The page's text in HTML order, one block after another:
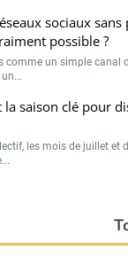
sociaux sans
possible ?
comme un simple canal
la saison clé pour
les mois de juillet et